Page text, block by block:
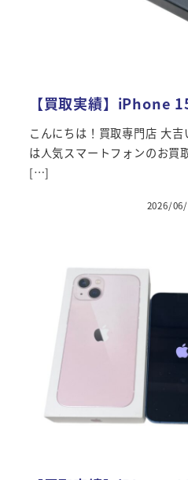
【買取実績】iPhone
こんにちは！買取専門店 大
は人気スマートフォンのお買
[…]
2026/